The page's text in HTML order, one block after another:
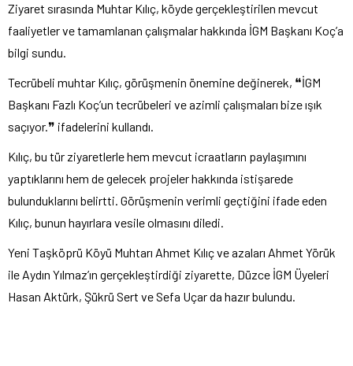
Ziyaret sırasında Muhtar Kılıç, köyde gerçekleştirilen mevcut
faaliyetler ve tamamlanan çalışmalar hakkında İGM Başkanı Koç’a
bilgi sundu.
Tecrübeli muhtar Kılıç, görüşmenin önemine değinerek, ❝İGM
Başkanı Fazlı Koç’un tecrübeleri ve azimli çalışmaları bize ışık
saçıyor.❞ ifadelerini kullandı.
Kılıç, bu tür ziyaretlerle hem mevcut icraatların paylaşımını
yaptıklarını hem de gelecek projeler hakkında istişarede
bulunduklarını belirtti. Görüşmenin verimli geçtiğini ifade eden
Kılıç, bunun hayırlara vesile olmasını diledi.
Yeni Taşköprü Köyü Muhtarı Ahmet Kılıç ve azaları Ahmet Yörük
ile Aydın Yılmaz’ın gerçekleştirdiği ziyarette, Düzce İGM Üyeleri
Hasan Aktürk, Şükrü Sert ve Sefa Uçar da hazır bulundu.